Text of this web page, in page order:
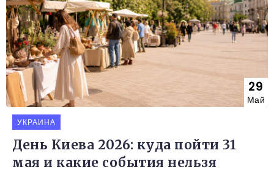
29
Май
УКРАИНА
День Киева 2026: куда пойти 31
мая и какие события нельзя